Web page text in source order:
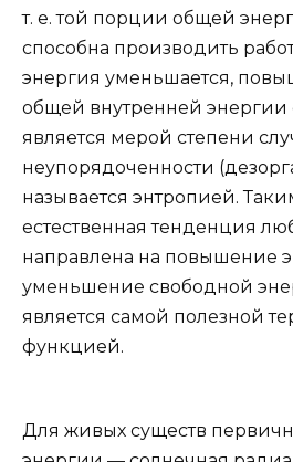
т. е. той порции общей
способна производить
энергия уменьшается,
общей внутренней энергии
является мерой степени
неупорядоченности
называется энтропией.
естественная тенденция
направлена на повышение
уменьшение свободной
является самой полезной
функцией.
Для живых существ